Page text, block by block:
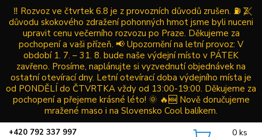
‼️ Rozvoz ve čtvrtek 6.8 je z provozních důvodů zrušen. ⛽ Z
důvodu skokového zdražení pohonných hmot jsme byli nuceni
upravit cenu večerního rozvozu po Praze. Děkujeme za
pochopení a vaši přízeň. 📢 Upozornění na letní provoz: V
období 1. 7. – 31. 8. bude naše výdejní místo v PÁTEK
zavřeno. Prosíme, naplánujte si vyzvednutí objednávek na
ostatní otevírací dny. Letní otevírací doba výdejního místa je
od PONDĚLÍ do ČTVRTKA vždy od 13:00-19:00. Děkujeme za
pochopení a přejeme krásné léto! 🌞 🔥🆕 Nově doručujeme
mražené maso i na Slovensko Cool balíkem.
+420 792 337 997
0 ks